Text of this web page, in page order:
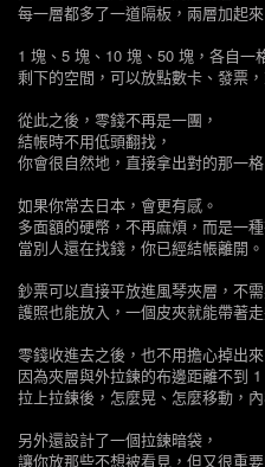
每一層都多了一道隔板，兩層加起
1 塊、5 塊、10 塊、50 塊，各自一
剩下的空間，可以放點數卡、發票
從此之後，零錢不再是一團，
結帳時不用低頭翻找，
你會很自然地，直接拿出對的那一格
如果你常去日本，會更有感。
多面額的硬幣，不再麻煩，而是一
當別人還在找錢，你已經結帳離開。
鈔票可以直接平放進風琴夾層，不需
護照也能放入，一個皮夾就能帶著
零錢收進去之後，也不用擔心掉出來
因為夾層與外拉鍊的布邊距離不到 1
拉上拉鍊後，怎麼晃、怎麼移動，
另外還設計了一個拉鍊暗袋，
讓你放那些不想被看見，但又很重要